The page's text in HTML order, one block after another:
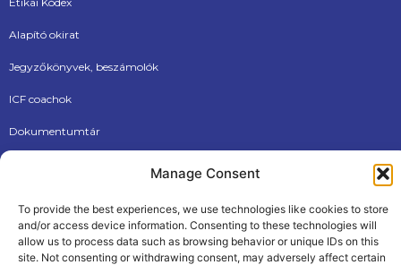
Manage Consent
To provide the best experiences, we use technologies like cookies to store
and/or access device information. Consenting to these technologies will
allow us to process data such as browsing behavior or unique IDs on this
site. Not consenting or withdrawing consent, may adversely affect certain
Alapító okirat
Jegyzőkönyvek, beszámolók
ICF coachok
Dokumentumtár